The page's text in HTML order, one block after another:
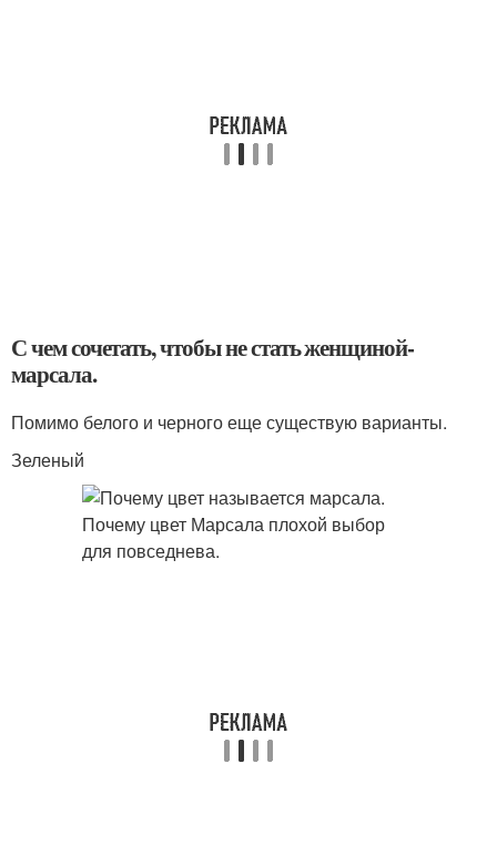
С чем сочетать, чтобы не стать женщиной-
марсала.
Помимо белого и черного еще существую варианты.
Зеленый